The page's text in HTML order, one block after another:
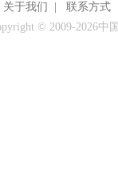
关于我们 |联系方式
© 2009-2026中